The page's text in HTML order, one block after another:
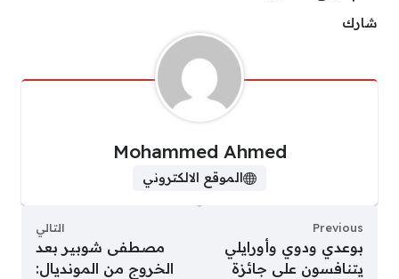
شارك
Mohammed Ahmed
الموقع الالكتروني
Previous
بوعدي ودوي وأورايلي
يتنافسون على جائزة
التالي
مصطفى شوبير بعد
الخروج من المونديال: